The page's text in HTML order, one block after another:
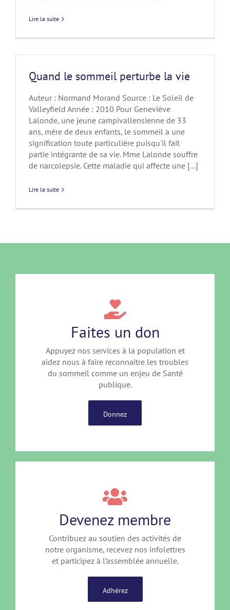
Lire la suite
Quand le sommeil perturbe la vie
Auteur : Normand Morand Source : Le Soleil de
Valleyfield Année : 2010 Pour Geneviève
Lalonde, une jeune campivallensienne de 33
ans, mère de deux enfants, le sommeil a une
signification toute particulière puisqu'il fait
partie intégrante de sa vie. Mme Lalonde souffre
de narcolepsie. Cette maladie qui affecte une [...]
Lire la suite
Faites un don
Appuyez nos services à la population et
aidez nous à faire reconnaître les troubles
du sommeil comme un enjeu de Santé
publique.
Donnez
Devenez membre
Contribuez au soutien des activités de
notre organisme, recevez nos infolettres
et participez à l’assemblée annuelle.
Adhérez